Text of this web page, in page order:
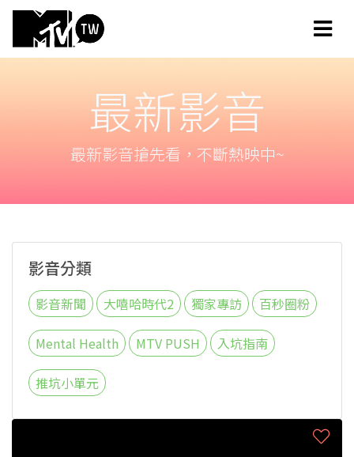
最新影音
最新影音搶先看，不斷熱映中~
影音分類
影音新聞 大嘻哈時代2 獨家專訪 百秒圈粉
Mental Health MTV PUSH 入坑指南
推坑小單元